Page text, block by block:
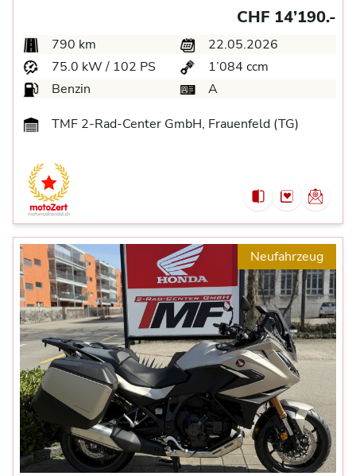
CHF 14’190.-
790 km
22.05.2026
75.0 kW / 102 PS
1’084 ccm
Benzin
A
TMF 2-Rad-Center GmbH, Frauenfeld (TG)
Neufahrzeug